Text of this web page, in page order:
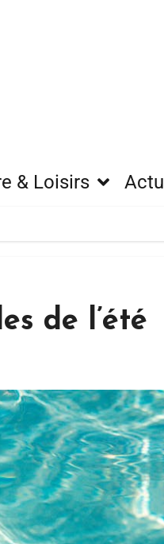
& Loisirs Actu
de l’été